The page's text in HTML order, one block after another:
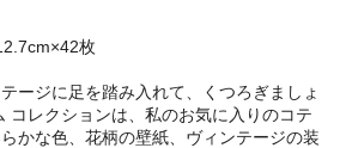
枚
ージに足を踏み入れて、くつろぎましょ
コレクションは、私のお気に入りのコテ
かな色、花柄の壁紙、ヴィンテージの装